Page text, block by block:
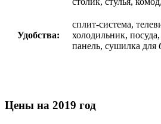
Удобства:
сплит-система,
холодильник,
панель, сушилка для
Цены на 2019 год